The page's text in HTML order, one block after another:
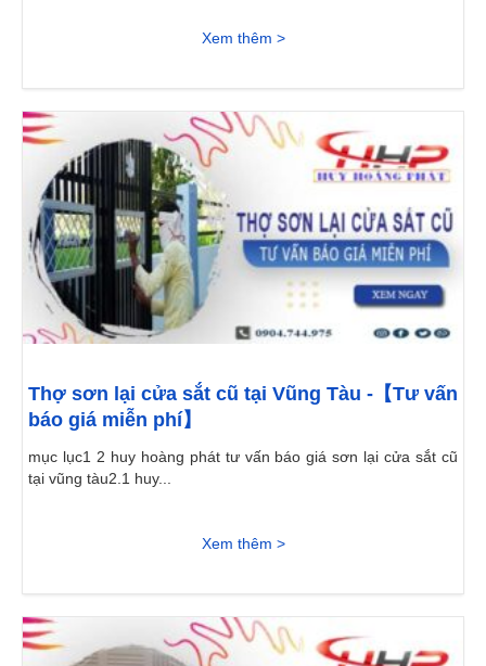
Xem thêm >
Thợ sơn lại cửa sắt cũ tại Vũng Tàu -【Tư vấn
báo giá miễn phí】
mục lục1 2 huy hoàng phát tư vấn báo giá sơn lại cửa sắt cũ
tại vũng tàu2.1 huy...
Xem thêm >